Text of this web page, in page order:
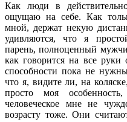
Как люди в
ощущаю на себе. Как
мной, держат некую
удивляются, что я
парень, полноценный
как говорится на все
способности пока не
что я, видите ли, на
просто моя
человеческое мне не
возрасту тоже. Они